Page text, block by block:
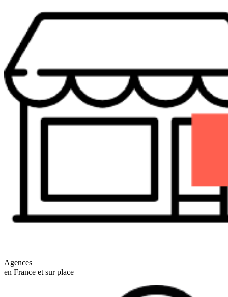
Agences
en France et sur place